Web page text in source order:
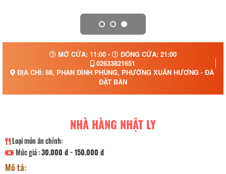
MỞ CỬA: 11:00 -
ĐÓNG CỬA: 21:00
02633821651
ĐỊA CHỈ: 88, PHAN ĐÌNH PHÙNG, PHƯỜNG XUÂN HƯƠNG - ĐÀ
ĐẶT BÀN
NHÀ HÀNG NHẬT LY
Loại món ăn chính:
Mức giá :30.000 đ - 150.000 đ
Mô tả: